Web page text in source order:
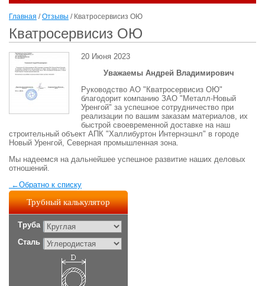
Главная /Отзывы / Кватросервисиз ОЮ
Кватросервисиз ОЮ
20 Июня 2023
Уважаемы Андрей Владимирович
Руководство АО "Кватросервисиз ОЮ"
благодорит компанию ЗАО "Металл-Новый
Уренгой" за успешное сотрудничество при
реализации по вашим заказам материалов, их
быстрой своевременной доставке на наш
строительный объект АПК "Халлибуртон Интернэшнл" в городе
Новый Уренгой, Северная промышленная зона.
Мы надеемся на дальнейшее успешное развитие наших деловых
отношений.
←Обратно к списку
Трубный калькулятор
Труба
Сталь